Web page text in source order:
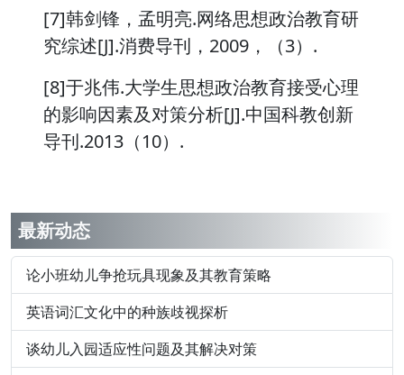
[7]韩剑锋，孟明亮.网络思想政治教育研
究综述[J].消费导刊，2009，（3）.
[8]于兆伟.大学生思想政治教育接受心理
的影响因素及对策分析[J].中国科教创新
导刊.2013（10）.
最新动态
论小班幼儿争抢玩具现象及其教育策略
英语词汇文化中的种族歧视探析
谈幼儿入园适应性问题及其解决对策